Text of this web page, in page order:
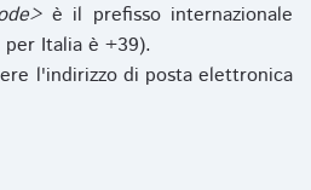
è il prefisso internazionale
Italia è +39).
l'indirizzo di posta elettronica